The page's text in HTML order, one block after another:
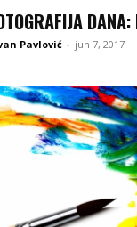
Pavlović - jun 7, 2017